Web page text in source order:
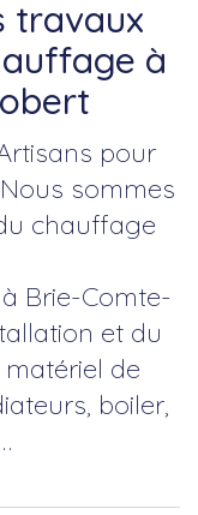
travaux
à
pour
sommes
chauffage
Brie-Comte-
et du
de
boiler,